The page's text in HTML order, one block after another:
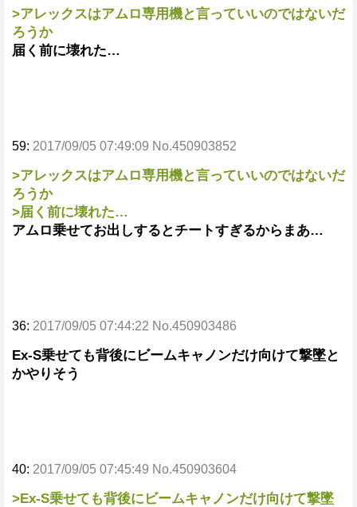
>アレックスはアムロ専用機と言っていいのではないだ
ろうか
届く前に壊れた…
59: 2017/09/05 07:49:09 No.450903852
>アレックスはアムロ専用機と言っていいのではないだ
ろうか
>届く前に壊れた…
アムロ乗せてお出しするとチートすぎるからまあ…
36: 2017/09/05 07:44:22 No.450903486
Ex-S乗せても背後にビームキャノンだけ向けて撃墜と
かやりそう
40: 2017/09/05 07:45:49 No.450903604
>Ex-S乗せても背後にビームキャノンだけ向けて撃墜